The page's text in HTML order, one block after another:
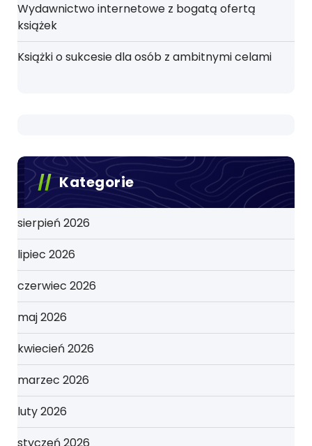
Wydawnictwo internetowe z bogatą ofertą
książek
Książki o sukcesie dla osób z ambitnymi celami
Kategorie
sierpień 2026
lipiec 2026
czerwiec 2026
maj 2026
kwiecień 2026
marzec 2026
luty 2026